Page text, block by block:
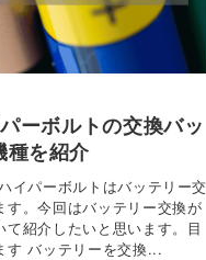
ーボルトの交換バッ
種を紹介
イパーボルトはバッテリー交
。今回はバッテリー交換が
紹介したいと思います。目
す バッテリーを交換...